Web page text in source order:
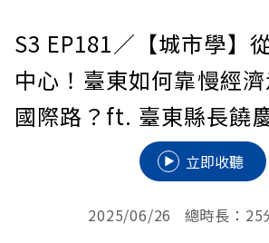
S3 EP181／【城市學】
中心！臺東如何靠慢經
國際路？ft. 臺東縣長饒
立即收聽
2025/06/26 總時長：25